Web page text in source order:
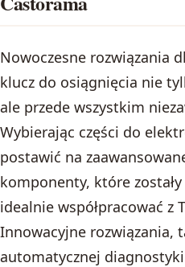
Nowoczesne rozwiązania
klucz do osiągnięcia nie
ale przede wszystkim
Wybierając części do
postawić na
komponenty, które
idealnie współpracować z
Innowacyjne rozwiązania,
automatycznej